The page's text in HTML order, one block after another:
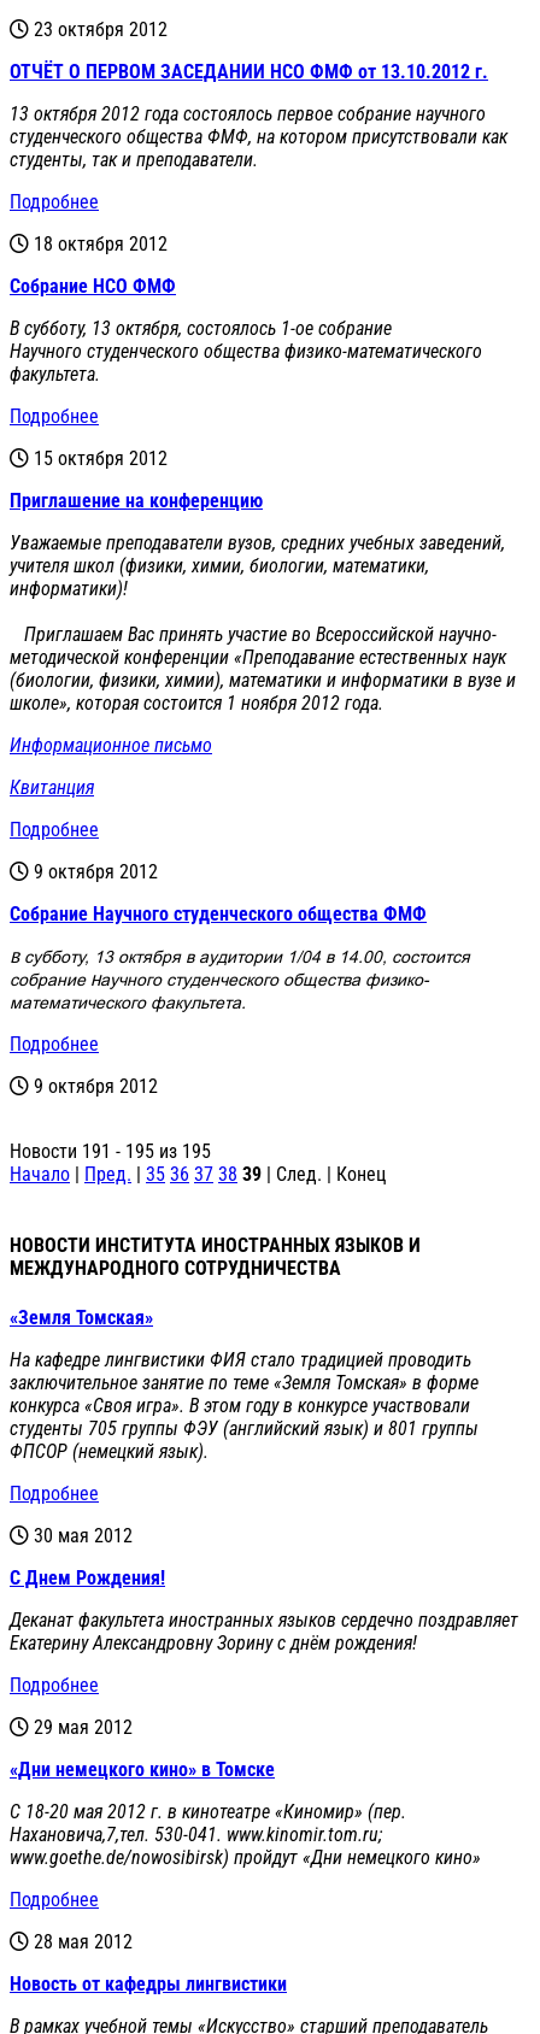
23 октября 2012
ОТЧЁТ О ПЕРВОМ ЗАСЕДАНИИ НСО ФМФ от 13.10.2012 г.
13 октября 2012 года состоялось первое собрание научного
студенческого общества ФМФ, на котором присутствовали как
студенты, так и преподаватели.
Подробнее
18 октября 2012
Собрание НСО ФМФ
В субботу, 13 октября, состоялось 1-ое собрание
Научного студенческого общества физико-математического
факультета.
Подробнее
15 октября 2012
Приглашение на конференцию
Уважаемые преподаватели вузов, средних учебных заведений,
учителя школ (физики, химии, биологии, математики,
информатики)!
Приглашаем Вас принять участие во Всероссийской научно-
методической конференции «Преподавание естественных наук
(биологии, физики, химии), математики и информатики в вузе и
школе», которая состоится 1 ноября 2012 года.
Информационное письмо
Квитанция
Подробнее
9 октября 2012
Cобрание Научного студенческого общества ФМФ
В субботу, 13 октября в аудитории 1/04 в 14.00, состоится
собрание Научного студенческого общества физико-
математического факультета.
Подробнее
9 октября 2012
Новости 191 - 195 из 195
Начало | Пред. | 35 36 37 38 39 | След. | Конец
НОВОСТИ ИНСТИТУТА ИНОСТРАННЫХ ЯЗЫКОВ И
МЕЖДУНАРОДНОГО СОТРУДНИЧЕСТВА
«Земля Томская»
На кафедре лингвистики ФИЯ стало традицией проводить
заключительное занятие по теме «Земля Томская» в форме
конкурса «Своя игра». В этом году в конкурсе участвовали
студенты 705 группы ФЭУ (английский язык) и 801 группы
ФПСОР (немецкий язык).
Подробнее
30 мая 2012
С Днем Рождения!
Деканат факультета иностранных языков сердечно поздравляет
Екатерину Александровну Зорину с днём рождения!
Подробнее
29 мая 2012
«Дни немецкого кино» в Томске
C 18-20 мая 2012 г. в кинотеатре «Киномир» (пер.
Нахановича,7,тел. 530-041. www.kinomir.tom.ru;
www.goethe.de/nowosibirsk) пройдут «Дни немецкого кино»
Подробнее
28 мая 2012
Новость от кафедры лингвистики
В рамках учебной темы «Искусство» старший преподаватель